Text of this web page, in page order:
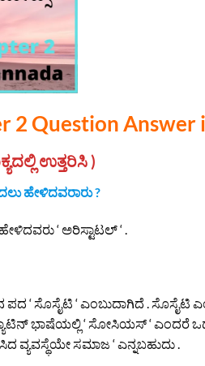
2 Question Answer
ಉತ್ತರಿಸಿ )
ಹೇಳಿದವರಾರು ?
‘ ಅರಿಸ್ಟಾಟಲ್ ‘ .
ಪದ ‘ ಸೊಸೈಟಿ ‘ ಎಂಬುದಾಗಿದೆ .
ಭಾಷೆಯಲ್ಲಿ ‘ ಸೋಸಿಯಸ್ ‘ ಎಂದರೆ
ವ್ಯವಸ್ಥೆಯೇ ಸಮಾಜ ‘ ಎನ್ನಬಹುದು .